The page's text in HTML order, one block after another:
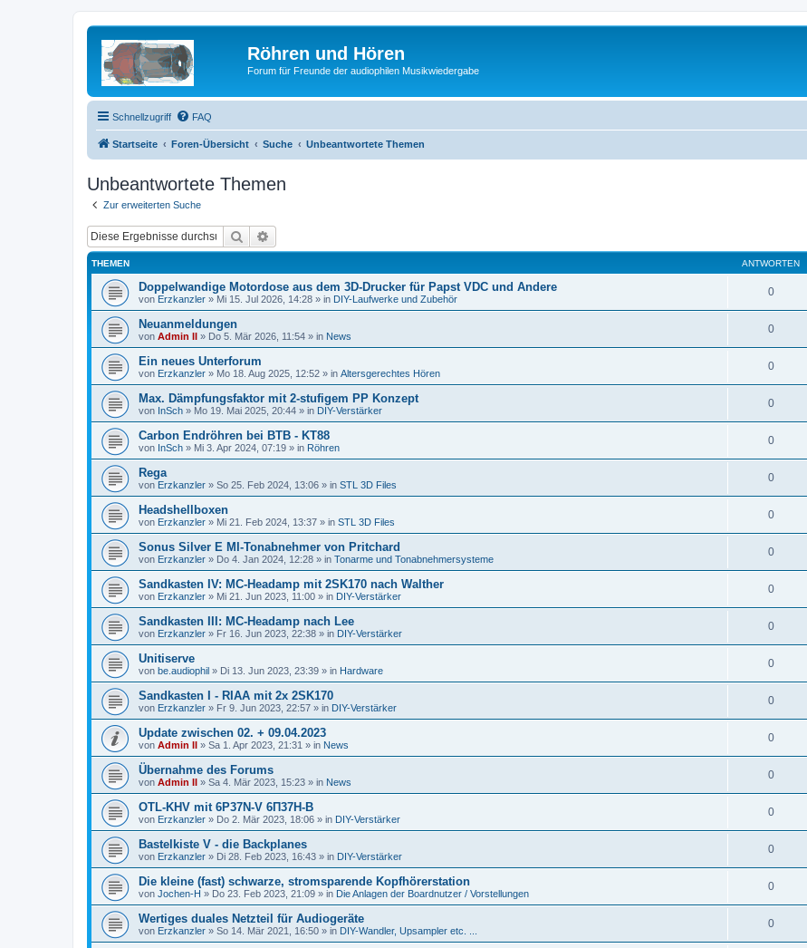
Röhren und Hören
Forum für Freunde der audiophilen Musikwiedergabe
Schnellzugriff FAQ
Startseite Foren-Übersicht Suche Unbeantwortete Themen
Unbeantwortete Themen
Zur erweiterten Suche
Suche
THEMEN ANTWORTEN
Doppelwandige Motordose aus dem 3D-Drucker für Papst VDC und Andere
von Erzkanzler » Mi 15. Jul 2026, 14:28 » in DIY-Laufwerke und Zubehör
0
Neuanmeldungen
von Admin II » Do 5. Mär 2026, 11:54 » in News
0
Ein neues Unterforum
von Erzkanzler » Mo 18. Aug 2025, 12:52 » in Altersgerechtes Hören
0
Max. Dämpfungsfaktor mit 2-stufigem PP Konzept
von InSch » Mo 19. Mai 2025, 20:44 » in DIY-Verstärker
0
Carbon Endröhren bei BTB - KT88
von InSch » Mi 3. Apr 2024, 07:19 » in Röhren
0
Rega
von Erzkanzler » So 25. Feb 2024, 13:06 » in STL 3D Files
0
Headshellboxen
von Erzkanzler » Mi 21. Feb 2024, 13:37 » in STL 3D Files
0
Sonus Silver E MI-Tonabnehmer von Pritchard
von Erzkanzler » Do 4. Jan 2024, 12:28 » in Tonarme und Tonabnehmersysteme
0
Sandkasten IV: MC-Headamp mit 2SK170 nach Walther
von Erzkanzler » Mi 21. Jun 2023, 11:00 » in DIY-Verstärker
0
Sandkasten III: MC-Headamp nach Lee
von Erzkanzler » Fr 16. Jun 2023, 22:38 » in DIY-Verstärker
0
Unitiserve
von be.audiophil » Di 13. Jun 2023, 23:39 » in Hardware
0
Sandkasten I - RIAA mit 2x 2SK170
von Erzkanzler » Fr 9. Jun 2023, 22:57 » in DIY-Verstärker
0
Update zwischen 02. + 09.04.2023
von Admin II » Sa 1. Apr 2023, 21:31 » in News
0
Übernahme des Forums
von Admin II » Sa 4. Mär 2023, 15:23 » in News
0
OTL-KHV mit 6P37N-V 6П37Н-В
von Erzkanzler » Do 2. Mär 2023, 18:06 » in DIY-Verstärker
0
Bastelkiste V - die Backplanes
von Erzkanzler » Di 28. Feb 2023, 16:43 » in DIY-Verstärker
0
Die kleine (fast) schwarze, stromsparende Kopfhörerstation
von Jochen-H » Do 23. Feb 2023, 21:09 » in Die Anlagen der Boardnutzer / Vorstellungen
0
Wertiges duales Netzteil für Audiogeräte
von Erzkanzler » So 14. Mär 2021, 16:50 » in DIY-Wandler, Upsampler etc. ...
0